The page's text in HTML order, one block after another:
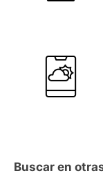
Buscar en